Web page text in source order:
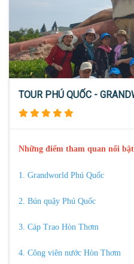
TOUR PHÚ QUỐC -
Những điểm tham quan nổi
1. Grandworld Phú Quốc
2. Bún quậy Phú Quốc
3. Cáp Trao Hòn Thơm
4. Công viên nước Hòn Thơm